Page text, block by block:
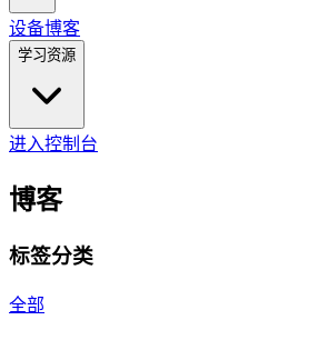
设备博客
学习资源
进入控制台
博客
标签分类
全部